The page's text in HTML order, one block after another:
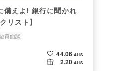
備えよ! 銀行に聞かれ
リスト】
資面談
44.06 ALIS
2.20 ALIS